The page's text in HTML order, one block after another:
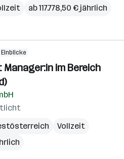
ab 117.778,50 € jährlich
Einblicke
im Bereich
Vollzeit